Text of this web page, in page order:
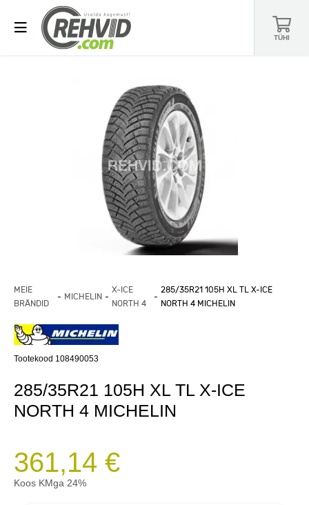
TÜHI
MEIE
BRÄNDID
MICHELIN
X-ICE
NORTH 4
285/35R21 105H XL TL X-ICE
NORTH 4 MICHELIN
Tootekood 108490053
285/35R21 105H XL TL X-ICE
NORTH 4 MICHELIN
361,14 €
Koos KMga 24%